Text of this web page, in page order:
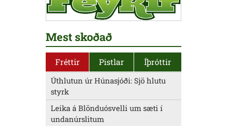
Mest skoðað
Fréttir Pistlar Íþróttir
Úthlutun úr Húnasjóði: Sjö hlutu
styrk
Leika á Blönduósvelli um sæti í
undanúrslitum